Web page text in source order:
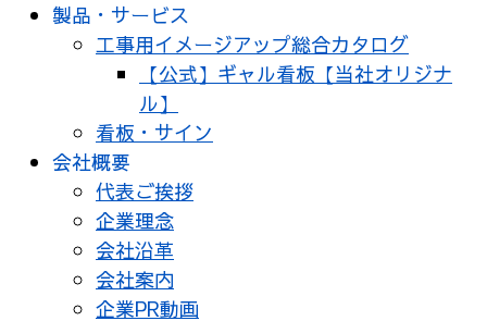
製品・サービス
工事用イメージアップ総合カタログ
【公式】ギャル看板【当社オリジナ
ル】
看板・サイン
会社概要
代表ご挨拶
企業理念
会社沿革
会社案内
企業PR動画